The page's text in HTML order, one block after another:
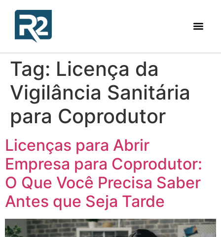
Tag: Licença da
Vigilância Sanitária
para Coprodutor
Licenças para Abrir
Empresa para Coprodutor:
O Que Você Precisa Saber
Antes que Seja Tarde